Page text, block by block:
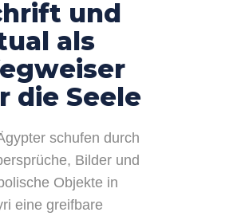
und
als
die Seele
schufen durch
Bilder und
Objekte in
eine greifbare